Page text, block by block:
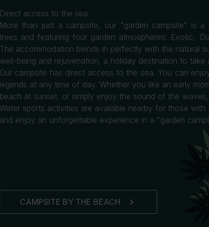
Direct access to the sea
More than just a campsite, our "garden campsite" is a
trees and featuring four garden atmospheres: Exotic,
The accommodation blends in perfectly with the natural
well-being and rejuvenation, a holiday destination to take
Our campsite has direct access to the sea. You can
legends at any time of day. Whether you like an early
beach at sunset, or simply enjoy the sound of the
Water sports activities are available nearby for those
and enjoy an unforgettable experience in a "garden
CAMPSITE BY THE BEACH